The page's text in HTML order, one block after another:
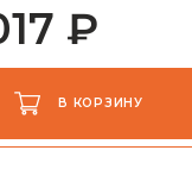
₽
В КОРЗИНУ